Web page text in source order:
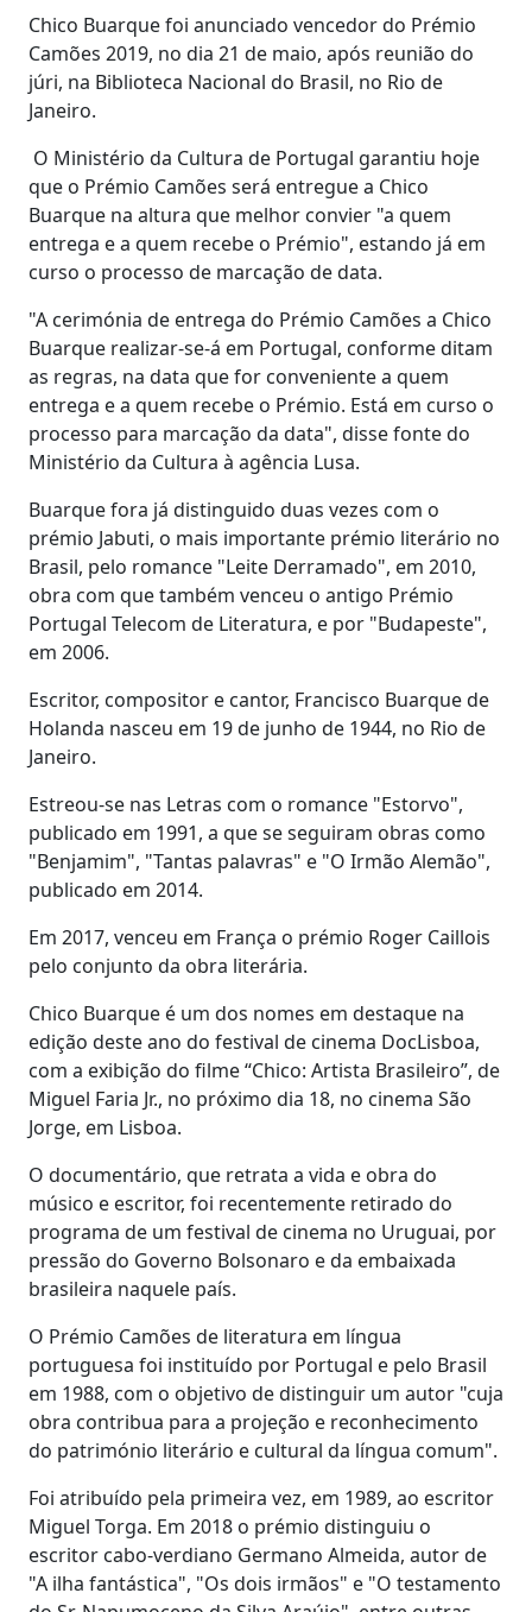
Chico Buarque foi anunciado vencedor do Prémio
Camões 2019, no dia 21 de maio, após reunião do
júri, na Biblioteca Nacional do Brasil, no Rio de
Janeiro.
O Ministério da Cultura de Portugal garantiu hoje
que o Prémio Camões será entregue a Chico
Buarque na altura que melhor convier "a quem
entrega e a quem recebe o Prémio", estando já em
curso o processo de marcação de data.
"A cerimónia de entrega do Prémio Camões a Chico
Buarque realizar-se-á em Portugal, conforme ditam
as regras, na data que for conveniente a quem
entrega e a quem recebe o Prémio. Está em curso o
processo para marcação da data", disse fonte do
Ministério da Cultura à agência Lusa.
Buarque fora já distinguido duas vezes com o
prémio Jabuti, o mais importante prémio literário no
Brasil, pelo romance "Leite Derramado", em 2010,
obra com que também venceu o antigo Prémio
Portugal Telecom de Literatura, e por "Budapeste",
em 2006.
Escritor, compositor e cantor, Francisco Buarque de
Holanda nasceu em 19 de junho de 1944, no Rio de
Janeiro.
Estreou-se nas Letras com o romance "Estorvo",
publicado em 1991, a que se seguiram obras como
"Benjamim", "Tantas palavras" e "O Irmão Alemão",
publicado em 2014.
Em 2017, venceu em França o prémio Roger Caillois
pelo conjunto da obra literária.
Chico Buarque é um dos nomes em destaque na
edição deste ano do festival de cinema DocLisboa,
com a exibição do filme “Chico: Artista Brasileiro”, de
Miguel Faria Jr., no próximo dia 18, no cinema São
Jorge, em Lisboa.
O documentário, que retrata a vida e obra do
músico e escritor, foi recentemente retirado do
programa de um festival de cinema no Uruguai, por
pressão do Governo Bolsonaro e da embaixada
brasileira naquele país.
O Prémio Camões de literatura em língua
portuguesa foi instituído por Portugal e pelo Brasil
em 1988, com o objetivo de distinguir um autor "cuja
obra contribua para a projeção e reconhecimento
do património literário e cultural da língua comum".
Foi atribuído pela primeira vez, em 1989, ao escritor
Miguel Torga. Em 2018 o prémio distinguiu o
escritor cabo-verdiano Germano Almeida, autor de
"A ilha fantástica", "Os dois irmãos" e "O testamento